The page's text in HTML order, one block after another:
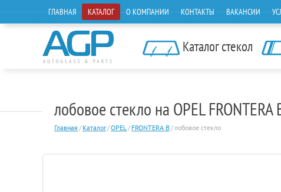
ГЛАВНАЯ КАТАЛОГ О КОМПАНИИ КОНТАКТЫ ВАКАНСИИ
Каталог стекол
лобовое стекло на OPEL FRONTERA
Главная / Каталог/OPEL/ FRONTERA B/лобовое стекло